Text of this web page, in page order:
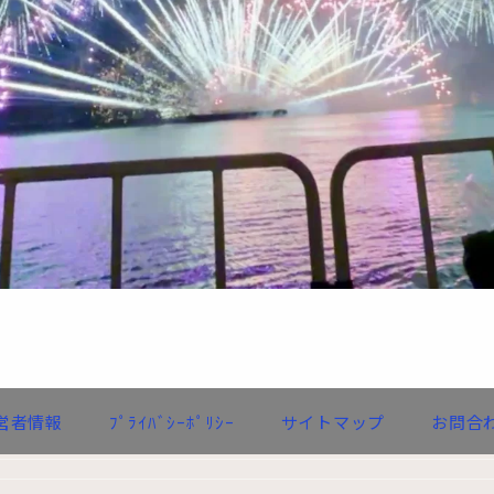
者情報 ﾌﾟﾗｲﾊﾞｼｰﾎﾟﾘｼｰ サイトマップ お問合